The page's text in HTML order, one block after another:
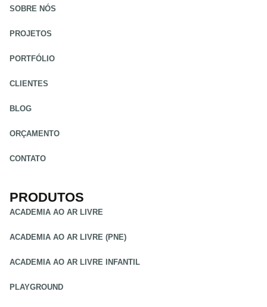
SOBRE NÓS
PROJETOS
PORTFÓLIO
CLIENTES
BLOG
ORÇAMENTO
CONTATO
PRODUTOS
ACADEMIA AO AR LIVRE
ACADEMIA AO AR LIVRE (PNE)
ACADEMIA AO AR LIVRE INFANTIL
PLAYGROUND